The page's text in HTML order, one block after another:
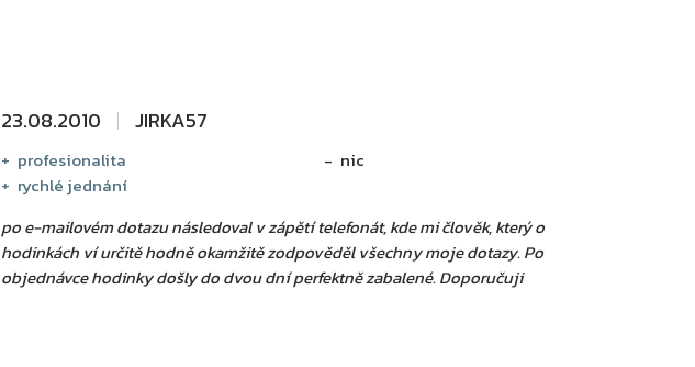
23.08.2010 JIRKA57
profesionalita
rychlé jednání
nic
po e-mailovém dotazu následoval v zápětí telefonát, kde mi člověk, který o
hodinkách ví určitě hodně okamžitě zodpověděl všechny moje dotazy. Po
objednávce hodinky došly do dvou dní perfektně zabalené. Doporučuji